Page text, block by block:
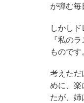
が弾む毎
しかし
『私の
ものです。
考えただ
めに、楽
たが、